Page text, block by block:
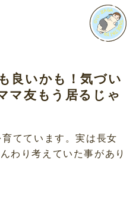
良いかも！気づい
マ友もう居るじゃ
てています。実は長女
わり考えていた事があり